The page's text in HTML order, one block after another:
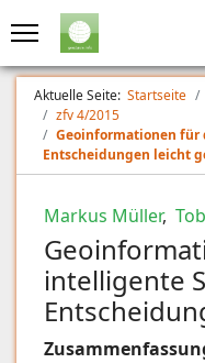
Aktuelle Seite: Startseite
zfv 4/2015
Geoinformationen
Entscheidungen leicht
Markus Müller,
intelligente